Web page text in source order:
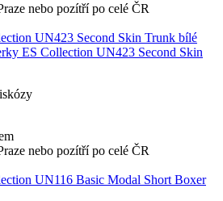
nebo pozítří po celé ČR
ES Collection UN423 Second Skin
nebo pozítří po celé ČR